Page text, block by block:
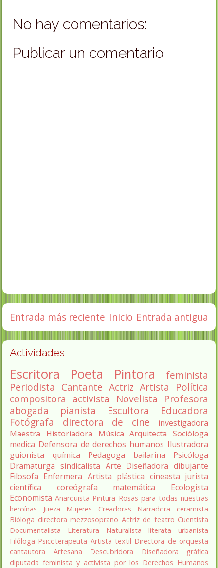
No hay comentarios:
Publicar un comentario
Entrada más reciente Entrada antigua
Inicio
Actividades
Escritora Poeta Pintora
feminista
Periodista Cantante Actriz Artista
Política
compositora activista Novelista
Profesora
abogada
pianista Escultora
Educadora
Fotógrafa
directora de cine
investigadora
Maestra
Historiadora Música Arquitecta Socióloga
medica Defensora de derechos humanos Ilustradora
guionista
química Pedagoga bailarina
Psicóloga
Dramaturga sindicalista Arte Diseñadora dibujante
Filosofa Enfermera Artista plástica cineasta jurista
científica
coreógrafa matemática
Ecologista
Economista Anarquista Pintura Rosas para todas nuestras
heroínas
Jueza Mujeres Creadoras Narradora
ceramista
Bióloga directora mezzosoprano Actriz de teatro Cuentista
Documentalista
Literatura Naturalista literata
urbanista
Filóloga Psicoterapeuta Artista textil Directora de orquesta
cantautora
Artesana Descubridora
Diseñadora gráfica
diputada feminista y activista por los Derechos Humanos